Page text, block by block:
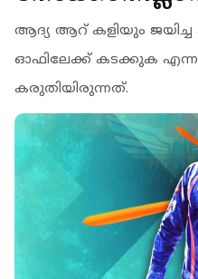
ആദ്യ ആറ് കളിയും ജയിച്ച
ഓഫിലേക്ക് കടക്കുക
കരുതിയിരുന്നത്.